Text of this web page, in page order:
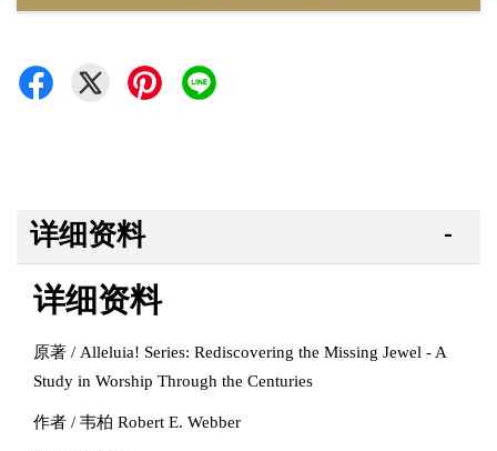
详细资料
详细资料
原著 / Alleluia! Series: Rediscovering the Missing Jewel - A
Study in Worship Through the Centuries
作者 / 韦柏 Robert E. Webber